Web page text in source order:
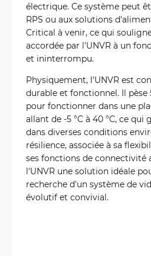
électrique. Ce système peut
RPS ou aux solutions
Critical à venir, ce qui
accordée par l'UNVR à un
et ininterrompu.
Physiquement, l'UNVR est
durable et fonctionnel. Il pèse
pour fonctionner dans une
allant de -5 °C à 40 °C, ce
dans diverses conditions
résilience, associée à sa
ses fonctions de connectivité
l'UNVR une solution idéale
recherche d'un système de
évolutif et convivial.